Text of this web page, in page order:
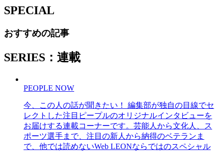
SPECIAL
おすすめの記事
SERIES：連載
PEOPLE NOW
今、この人の話が聞きたい！ 編集部が独自の目線でセ
レクトした注目ピープルのオリジナルインタビューを
お届けする連載コーナーです。芸能人から文化人、ス
ポーツ選手まで、注目の新人から納得のベテランま
で、他では読めないWeb LEONならではのスペシャル